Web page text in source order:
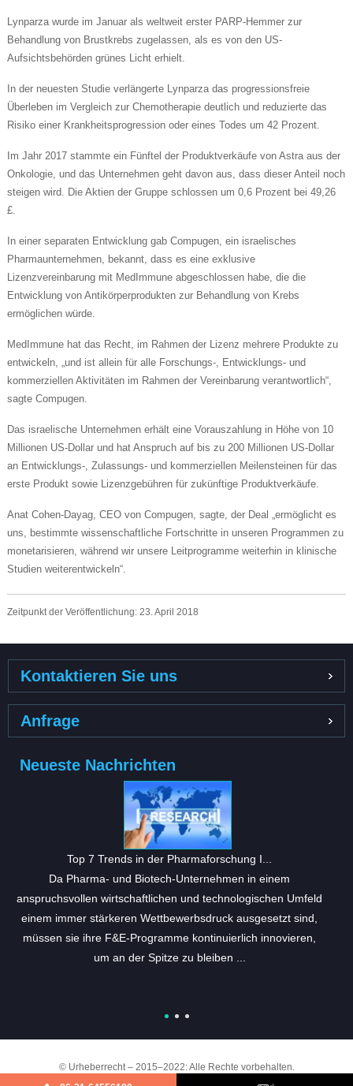
Lynparza wurde im Januar als weltweit erster PARP-Hemmer zur
Behandlung von Brustkrebs zugelassen, als es von den US-
Aufsichtsbehörden grünes Licht erhielt.
In der neuesten Studie verlängerte Lynparza das progressionsfreie
Überleben im Vergleich zur Chemotherapie deutlich und reduzierte das
Risiko einer Krankheitsprogression oder eines Todes um 42 Prozent.
Im Jahr 2017 stammte ein Fünftel der Produktverkäufe von Astra aus der
Onkologie, und das Unternehmen geht davon aus, dass dieser Anteil noch
steigen wird. Die Aktien der Gruppe schlossen um 0,6 Prozent bei 49,26
£.
In einer separaten Entwicklung gab Compugen, ein israelisches
Pharmaunternehmen, bekannt, dass es eine exklusive
Lizenzvereinbarung mit MedImmune abgeschlossen habe, die die
Entwicklung von Antikörperprodukten zur Behandlung von Krebs
ermöglichen würde.
MedImmune hat das Recht, im Rahmen der Lizenz mehrere Produkte zu
entwickeln, „und ist allein für alle Forschungs-, Entwicklungs- und
kommerziellen Aktivitäten im Rahmen der Vereinbarung verantwortlich“,
sagte Compugen.
Das israelische Unternehmen erhält eine Vorauszahlung in Höhe von 10
Millionen US-Dollar und hat Anspruch auf bis zu 200 Millionen US-Dollar
an Entwicklungs-, Zulassungs- und kommerziellen Meilensteinen für das
erste Produkt sowie Lizenzgebühren für zukünftige Produktverkäufe.
Anat Cohen-Dayag, CEO von Compugen, sagte, der Deal „ermöglicht es
uns, bestimmte wissenschaftliche Fortschritte in unseren Programmen zu
monetarisieren, während wir unsere Leitprogramme weiterhin in klinische
Studien weiterentwickeln“.
Zeitpunkt der Veröffentlichung: 23. April 2018
Kontaktieren Sie uns
Anfrage
Neueste Nachrichten
Top 7 Trends in der Pharmaforschung I...
Da Pharma- und Biotech-Unternehmen in einem
anspruchsvollen wirtschaftlichen und technologischen Umfeld
einem immer stärkeren Wettbewerbsdruck ausgesetzt sind,
müssen sie ihre F&E-Programme kontinuierlich innovieren,
um an der Spitze zu bleiben ...
© Urheberrecht – 2015–2022: Alle Rechte vorbehalten.